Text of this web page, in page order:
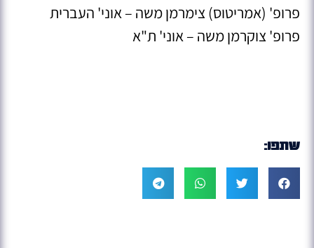
פרופ' (אמריטוס) צימרמן משה – אוני' העברית
פרופ' צוקרמן משה – אוני' ת"א
שתפו: